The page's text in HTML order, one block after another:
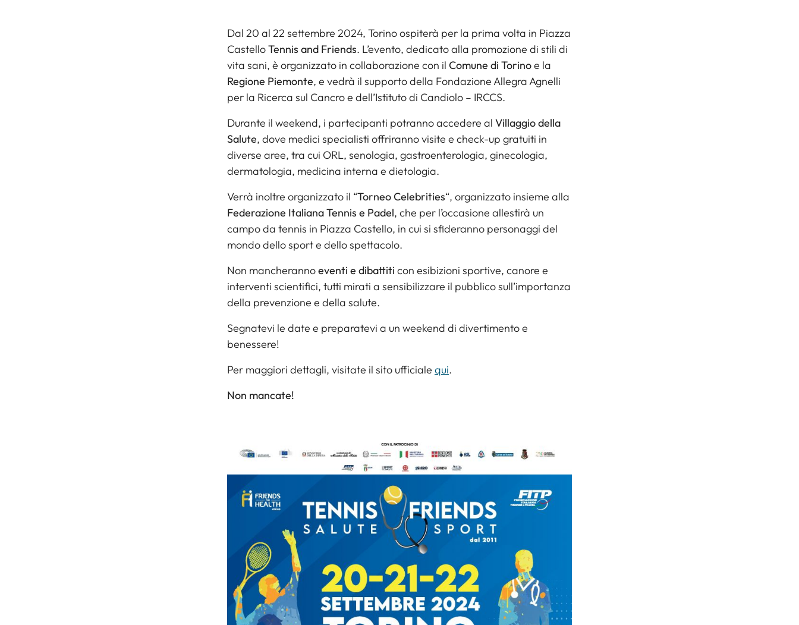
Dal 20 al 22 settembre 2024, Torino ospiterà per la prima volta in Piazza
CastelloTennis and Friends. L’evento, dedicato alla promozione di stili di
vita sani, è organizzato in collaborazione con il Comune di Torinoe la
Regione Piemonte, e vedrà il supporto della Fondazione Allegra Agnelli
per la Ricerca sul Cancro e dell’Istituto di Candiolo – IRCCS.
Durante il weekend, i partecipanti potranno accedere al Villaggio della
Salute, dove medici specialisti offriranno visite e check-up gratuiti in
diverse aree, tra cui ORL, senologia, gastroenterologia, ginecologia,
dermatologia, medicina interna e dietologia.
Verrà inoltre organizzato il “Torneo Celebrities“, organizzato insieme alla
Federazione Italiana Tennis e Padel, che per l’occasione allestirà un
campo da tennis in Piazza Castello, in cui si sfideranno personaggi del
mondo dello sport e dello spettacolo.
Non mancherannoeventi e dibattiti con esibizioni sportive, canore e
interventi scientifici, tutti mirati a sensibilizzare il pubblico sull’importanza
della prevenzione e della salute.
Segnatevi le date e preparatevi a un weekend di divertimento e
benessere!
Per maggiori dettagli, visitate il sito ufficiale qui.
Non mancate!